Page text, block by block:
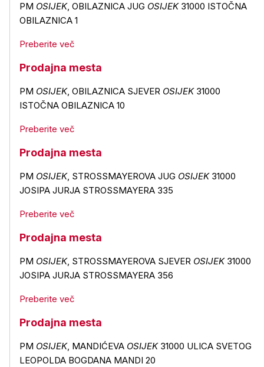
PM OSIJEK, OBILAZNICA JUG OSIJEK31000 ISTOČNA
OBILAZNICA 1
Preberite več
Prodajna mesta
PM OSIJEK, OBILAZNICA SJEVER OSIJEK31000
ISTOČNA OBILAZNICA 10
Preberite več
Prodajna mesta
PM OSIJEK, STROSSMAYEROVA JUG OSIJEK31000
JOSIPA JURJA STROSSMAYERA 335
Preberite več
Prodajna mesta
PM OSIJEK, STROSSMAYEROVA SJEVER OSIJEK31000
JOSIPA JURJA STROSSMAYERA 356
Preberite več
Prodajna mesta
PM OSIJEK, MANDIĆEVA OSIJEK31000 ULICA SVETOG
LEOPOLDA BOGDANA MANDI 20